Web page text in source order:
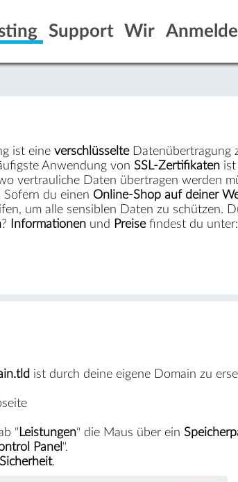
Support Wir
ist eine verschlüsselteDatenübertragung
Anwendung von SSL-Zertifikatenist
vertrauliche Daten übertragen werden
Sofern du einen Online-Shop auf deiner
um alle sensiblen Daten zu schützen.
? Informationenund Preisefindest du unter:
ist durch deine eigene Domain zu
" Leistungen" die Maus über ein
Panel ".
.